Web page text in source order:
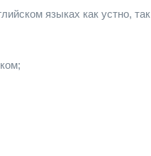
языках как устно, так